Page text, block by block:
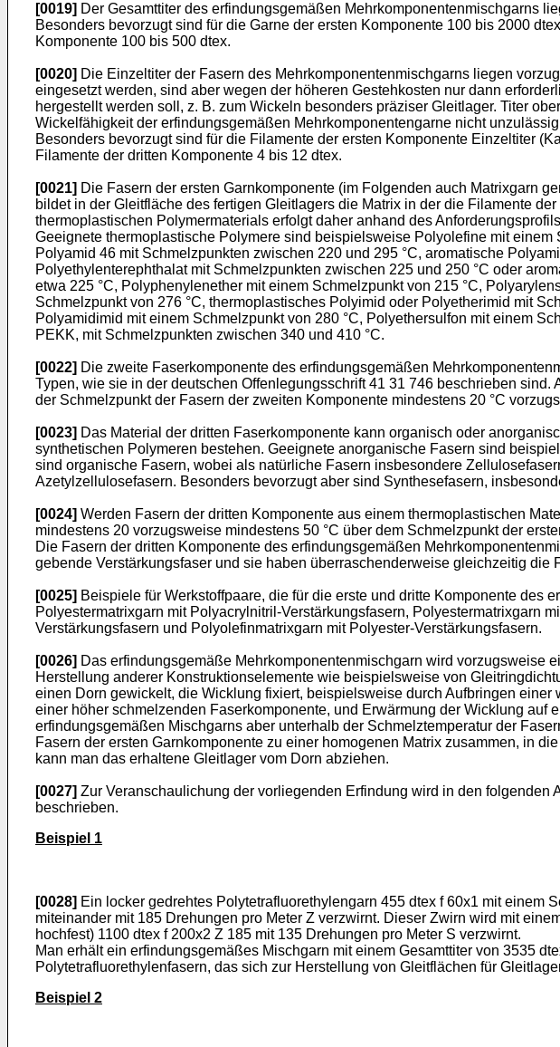
[0019] Der Gesamttiter des erfindungsgemäßen Mehrkomponentenmischgarns
Besonders bevorzugt sind für die Garne der ersten Komponente 100 bis 2000
Komponente 100 bis 500 dtex.
[0020] Die Einzeltiter der Fasern des Mehrkomponentenmischgarns liegen
eingesetzt werden, sind aber wegen der höheren Gestehkosten nur dann
hergestellt werden soll, z. B. zum Wickeln besonders präziser Gleitlager. Titer
Wickelfähigkeit der erfindungsgemäßen Mehrkomponentengarne nicht
Besonders bevorzugt sind für die Filamente der ersten Komponente Einzeltiter
Filamente der dritten Komponente 4 bis 12 dtex.
[0021] Die Fasern der ersten Garnkomponente (im Folgenden auch Matrixgarn
bildet in der Gleitfläche des fertigen Gleitlagers die Matrix in der die Filamente
thermoplastischen Polymermaterials erfolgt daher anhand des
Geeignete thermoplastische Polymere sind beispielsweise Polyolefine mit
Polyamid 46 mit Schmelzpunkten zwischen 220 und 295 °C, aromatische
Polyethylenterephthalat mit Schmelzpunkten zwischen 225 und 250 °C oder
etwa 225 °C, Polyphenylenether mit einem Schmelzpunkt von 215 °C,
Schmelzpunkt von 276 °C, thermoplastisches Polyimid oder Polyetherimid mit
Polyamidimid mit einem Schmelzpunkt von 280 °C, Polyethersulfon mit einem
PEKK, mit Schmelzpunkten zwischen 340 und 410 °C.
[0022] Die zweite Faserkomponente des erfindungsgemäßen
Typen, wie sie in der deutschen Offenlegungsschrift 41 31 746 beschrieben
der Schmelzpunkt der Fasern der zweiten Komponente mindestens 20 °C
[0023] Das Material der dritten Faserkomponente kann organisch oder
synthetischen Polymeren bestehen. Geeignete anorganische Fasern sind
sind organische Fasern, wobei als natürliche Fasern insbesondere
Azetylzellulosefasern. Besonders bevorzugt aber sind Synthesefasern,
[0024] Werden Fasern der dritten Komponente aus einem thermoplastischen
mindestens 20 vorzugsweise mindestens 50 °C über dem Schmelzpunkt der
Die Fasern der dritten Komponente des erfindungsgemäßen
gebende Verstärkungsfaser und sie haben überraschenderweise gleichzeitig die
[0025] Beispiele für Werkstoffpaare, die für die erste und dritte Komponente des
Polyestermatrixgarn mit Polyacrylnitril-Verstärkungsfasern, Polyestermatrixgarn
Verstärkungsfasern und Polyolefinmatrixgarn mit Polyester-Verstärkungsfasern.
[0026] Das erfindungsgemäße Mehrkomponentenmischgarn wird vorzugsweise
Herstellung anderer Konstruktionselemente wie beispielsweise von
einen Dorn gewickelt, die Wicklung fixiert, beispielsweise durch Aufbringen
einer höher schmelzenden Faserkomponente, und Erwärmung der Wicklung auf
erfindungsgemäßen Mischgarns aber unterhalb der Schmelztemperatur der
Fasern der ersten Garnkomponente zu einer homogenen Matrix zusammen, in
kann man das erhaltene Gleitlager vom Dorn abziehen.
[0027] Zur Veranschaulichung der vorliegenden Erfindung wird in den
beschrieben.
Beispiel 1
[0028] Ein locker gedrehtes Polytetrafluorethylengarn 455 dtex f 60x1 mit
miteinander mit 185 Drehungen pro Meter Z verzwirnt. Dieser Zwirn wird mit
hochfest) 1100 dtex f 200x2 Z 185 mit 135 Drehungen pro Meter S verzwirnt.
Man erhält ein erfindungsgemäßes Mischgarn mit einem Gesamttiter von 3535
Polytetrafluorethylenfasern, das sich zur Herstellung von Gleitflächen für
Beispiel 2